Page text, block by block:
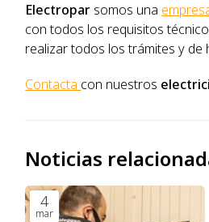
Electropar somos una
con todos los requisitos
realizar todos los trámites y de
Contacta con nuestros
Noticias
4
mar